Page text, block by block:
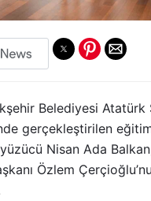
Belediyesi Atatürk
gerçekleştirilen
Nisan Ada
Özlem